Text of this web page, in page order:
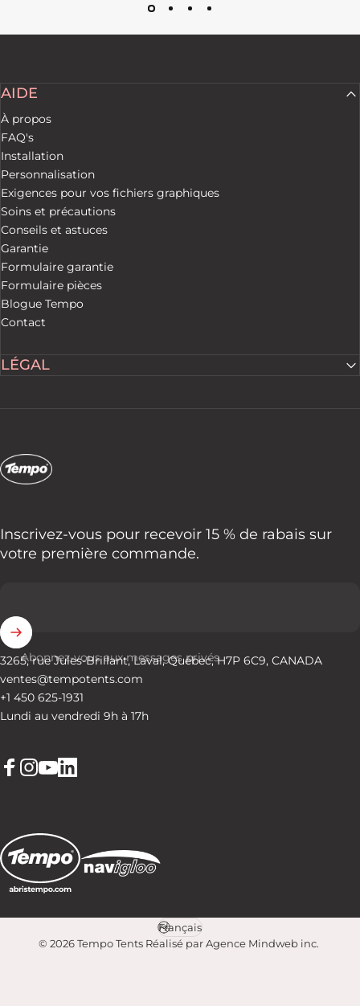
AIDE
À propos
FAQ's
Installation
Personnalisation
Exigences pour vos fichiers graphiques
Soins et précautions
Conseils et astuces
Garantie
Formulaire garantie
Formulaire pièces
Blogue Tempo
Contact
LÉGAL
Tempo Tents
Inscrivez-vous pour recevoir 15 % de rabais sur
votre première commande.
Abonnez-vous aux messages privés
3265, rue Jules-Brillant, Laval, Québec, H7P 6C9, CANADA
ventes@tempotents.com
+1 450 625-1931
Lundi au vendredi 9h à 17h
© 2026 Tempo Tents Réalisé par Agence Mindweb inc.
Langue
Français